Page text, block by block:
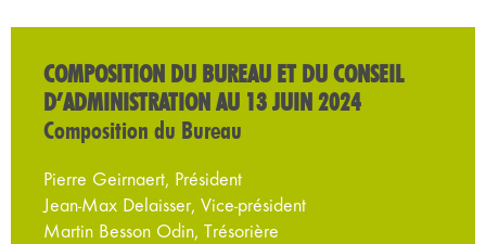
COMPOSITION DU BUREAU ET DU CONSEIL
D’ADMINISTRATION AU 13 JUIN 2024
Composition du Bureau
Pierre Geirnaert, Président
Jean-Max Delaisser, Vice-président
Martin Besson Odin, Trésorière